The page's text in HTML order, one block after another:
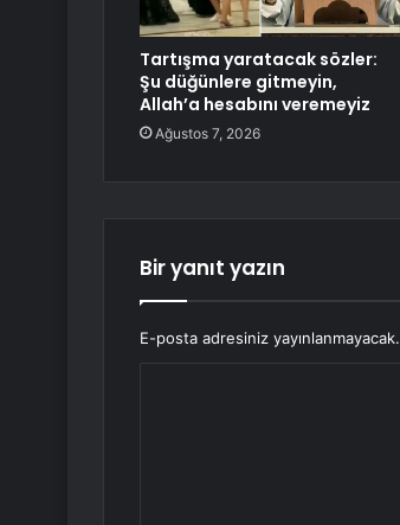
Tartışma yaratacak sözler:
Şu düğünlere gitmeyin,
Allah’a hesabını veremeyiz
Ağustos 7, 2026
Bir yanıt yazın
E-posta adresiniz yayınlanmayacak.